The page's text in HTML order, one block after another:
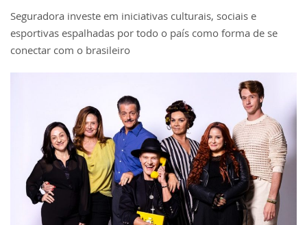
Seguradora investe em iniciativas culturais, sociais e
esportivas espalhadas por todo o país como forma de se
conectar com o brasileiro